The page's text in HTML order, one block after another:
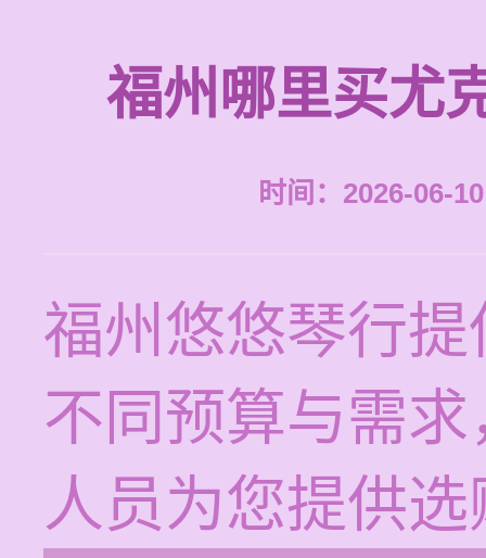
福州哪里买尤
时间：2026-06-
福州悠悠琴行
不同预算与需
人员为您提供